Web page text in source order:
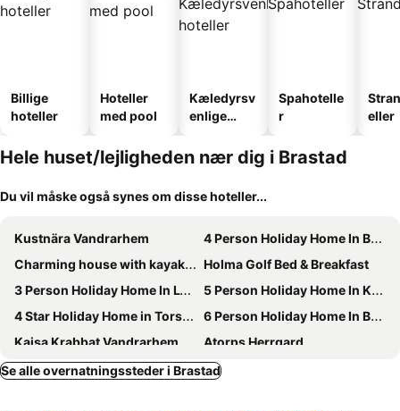
Billige
hoteller
Hoteller
med pool
Kæledyrsv
enlige
Spahotelle
r
eller
Hele huset/lejligheden nær dig i Brastad
Du vil måske også synes om disse hoteller...
Kustnära Vandrarhem
4 Person Holiday Home In Brastad
Charming house with kayaks, 300m from the sea on Orust | SE09139
Holma Golf Bed & Breakfast
3 Person Holiday Home In Lysekil
5 Person Holiday Home In Kungshamn
4 Star Holiday Home in Torshalla
6 Person Holiday Home In Brastad
Kajsa Krabbat Vandrarhem
Atorps Herrgard
Hensbacka Herrgård - Doppelzimmer, 1 Schlafzimmer
4 Person Holiday Home In FiskebÄckskil
Se alle overnatningssteder i Brastad